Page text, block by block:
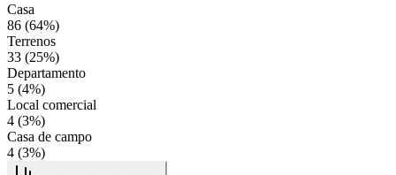
Casa
86 (64%)
Terrenos
33 (25%)
Departamento
5 (4%)
Local comercial
4 (3%)
Casa de campo
4 (3%)